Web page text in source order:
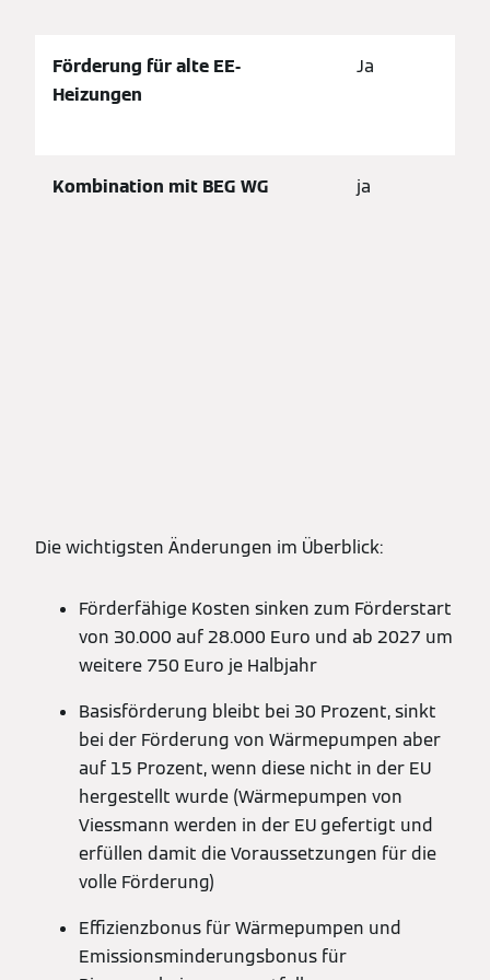
Förderung für alte EE-
Heizungen
Ja
Kombination mit BEG WG ja
Die wichtigsten Änderungen im Überblick:
Förderfähige Kosten sinken zum Förderstart
von 30.000 auf 28.000 Euro und ab 2027 um
weitere 750 Euro je Halbjahr
Basisförderung bleibt bei 30 Prozent, sinkt
bei der Förderung von Wärmepumpen aber
auf 15 Prozent, wenn diese nicht in der EU
hergestellt wurde (Wärmepumpen von
Viessmann werden in der EU gefertigt und
erfüllen damit die Voraussetzungen für die
volle Förderung)
Effizienzbonus für Wärmepumpen und
Emissionsminderungsbonus für